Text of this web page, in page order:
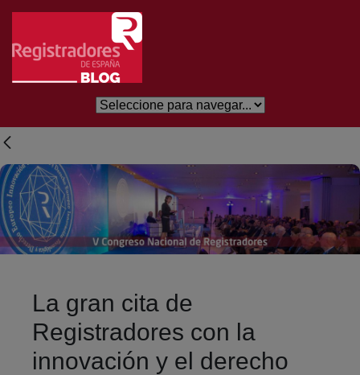
Salta al contingut principal
La gran cita de
Registradores con la
innovación y el derecho